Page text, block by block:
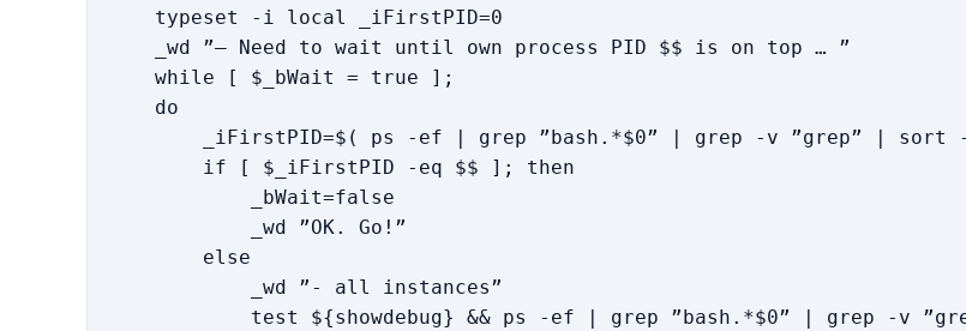
typeset -i local _iFirstPID=0
_wd ”— Need to wait until own process PID $$ is on top … ”
while [ $_bWait = true ];
do
_iFirstPID=$( ps -ef | grep ”bash.*$0” | grep -v ”grep” | sort -k
if [ $_iFirstPID -eq $$ ]; then
_bWait=false
_wd ”OK. Go!”
else
_wd ”- all instances”
test ${showdebug} && ps -ef | grep ”bash.*$0” | grep -v